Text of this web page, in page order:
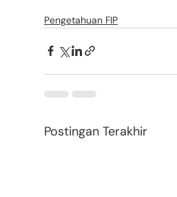
Pengetahuan FIP
Postingan Terakhir